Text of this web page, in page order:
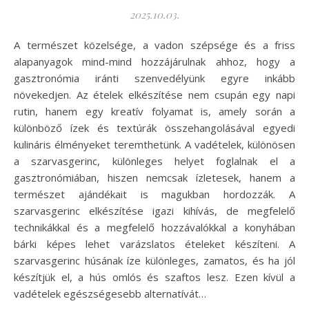
2025.10.03.
A természet közelsége, a vadon szépsége és a friss
alapanyagok mind-mind hozzájárulnak ahhoz, hogy a
gasztronómia iránti szenvedélyünk egyre inkább
növekedjen. Az ételek elkészítése nem csupán egy napi
rutin, hanem egy kreatív folyamat is, amely során a
különböző ízek és textúrák összehangolásával egyedi
kulináris élményeket teremthetünk. A vadételek, különösen
a szarvasgerinc, különleges helyet foglalnak el a
gasztronómiában, hiszen nemcsak ízletesek, hanem a
természet ajándékait is magukban hordozzák. A
szarvasgerinc elkészítése igazi kihívás, de megfelelő
technikákkal és a megfelelő hozzávalókkal a konyhában
bárki képes lehet varázslatos ételeket készíteni. A
szarvasgerinc húsának íze különleges, zamatos, és ha jól
készítjük el, a hús omlós és szaftos lesz. Ezen kívül a
vadételek egészségesebb alternatívát…